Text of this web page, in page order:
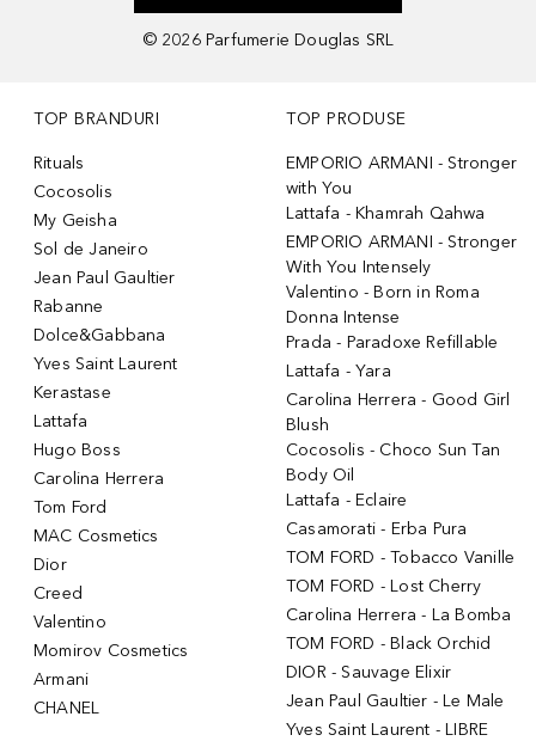
© 2026 Parfumerie Douglas SRL
TOP BRANDURI
Rituals
Cocosolis
My Geisha
Sol de Janeiro
Jean Paul Gaultier
Rabanne
Dolce&Gabbana
Yves Saint Laurent
Kerastase
Lattafa
Hugo Boss
Carolina Herrera
Tom Ford
MAC Cosmetics
Dior
Creed
Valentino
Momirov Cosmetics
Armani
CHANEL
TOP PRODUSE
EMPORIO ARMANI - Stronger
with You
Lattafa - Khamrah Qahwa
EMPORIO ARMANI - Stronger
With You Intensely
Valentino - Born in Roma
Donna Intense
Prada - Paradoxe Refillable
Lattafa - Yara
Carolina Herrera - Good Girl
Blush
Cocosolis - Choco Sun Tan
Body Oil
Lattafa - Eclaire
Casamorati - Erba Pura
TOM FORD - Tobacco Vanille
TOM FORD - Lost Cherry
Carolina Herrera - La Bomba
TOM FORD - Black Orchid
DIOR - Sauvage Elixir
Jean Paul Gaultier - Le Male
Yves Saint Laurent - LIBRE